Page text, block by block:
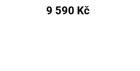
9 590 Kč